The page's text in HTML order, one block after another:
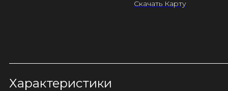
Скачать Карту
Характеристики